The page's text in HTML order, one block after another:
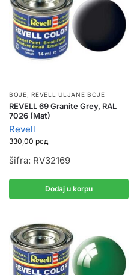
BOJE,REVELL ULJANE BOJE
REVELL 69 Granite Grey, RAL
7026 (Mat)
Revell
330,00 рсд
šifra: RV32169
Dodaj u korpu